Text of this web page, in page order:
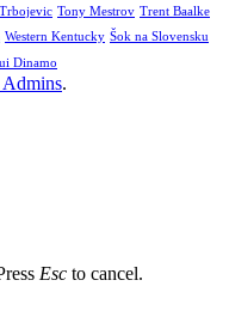
Tony Mestrov Trent Baalke
Western Kentucky Šok na Slovensku
Dinamo
Admins.
Esc to cancel.